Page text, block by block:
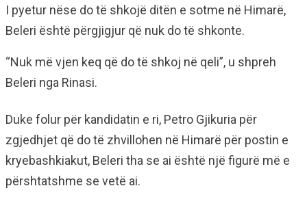
I pyetur nëse do të shkojë ditën e sotme në Himarë,
Beleri është përgjigjur që nuk do të shkonte.
“Nuk më vjen keq që do të shkoj në qeli”, u shpreh
Beleri nga Rinasi.
Duke folur për kandidatin e ri, Petro Gjikuria për
zgjedhjet që do të zhvillohen në Himarë për postin e
kryebashkiakut, Beleri tha se ai është një figurë më e
përshtatshme se vetë ai.